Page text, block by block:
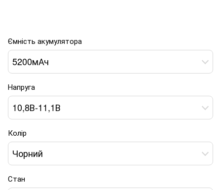
Ємність акумулятора
5200мАч
Напруга
10,8В-11,1В
Колір
Чорний
Стан